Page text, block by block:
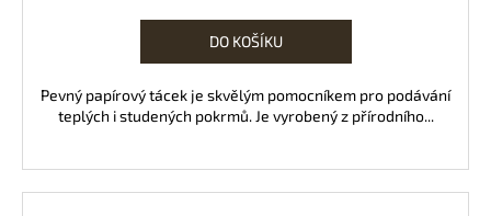
DO KOŠÍKU
Pevný papírový tácek je skvělým pomocníkem pro podávání
teplých i studených pokrmů. Je vyrobený z přírodního...